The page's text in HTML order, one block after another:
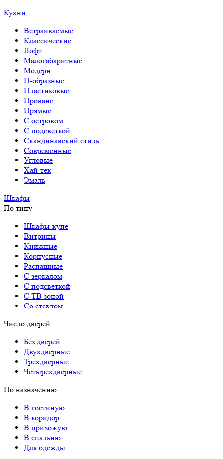
Кухни
Встраиваемые
Классические
Лофт
Малогабаритные
Модерн
П-образные
Пластиковые
Прованс
Прямые
С островом
С подсветкой
Скандинавский стиль
Современные
Угловые
Хай-тек
Эмаль
Шкафы
По типу
Шкафы-купе
Витрины
Книжные
Корпусные
Распашные
С зеркалом
С подсветкой
С ТВ зоной
Со стеклом
Число дверей
Без дверей
Двухдверные
Трехдверные
Четырехдверные
По назначению
В гостиную
В коридор
В прихожую
В спальню
Для одежды